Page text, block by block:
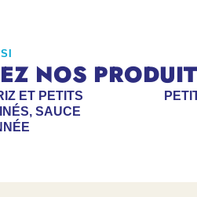
NOS
ET PETITS
SAUCE